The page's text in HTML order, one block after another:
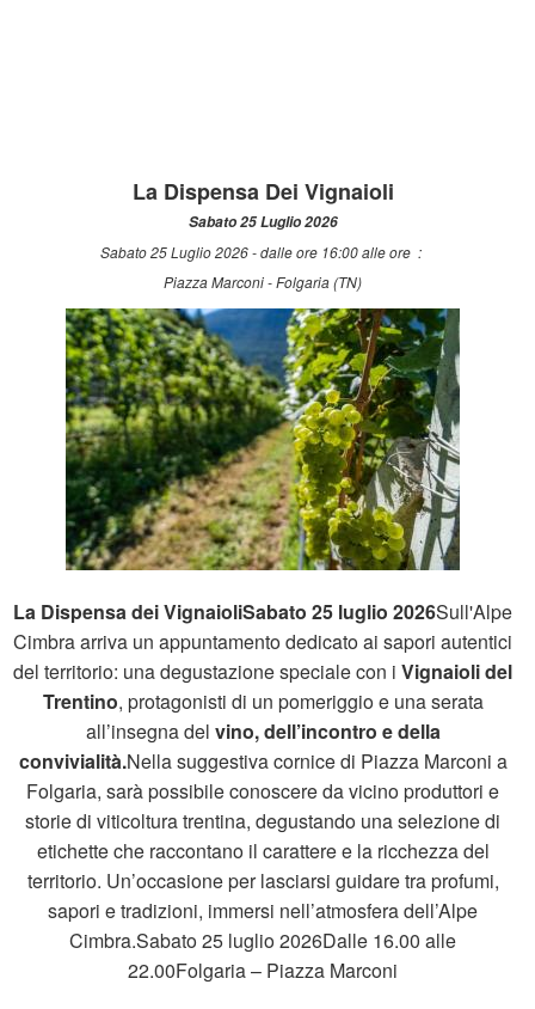
La Dispensa Dei Vignaioli
Sabato 25 Luglio 2026
Sabato 25 Luglio 2026 - dalle ore 16:00 alle ore :
Piazza Marconi - Folgaria (TN)
La Dispensa dei VignaioliSabato 25 luglio 2026Sull'Alpe
Cimbra arriva un appuntamento dedicato ai sapori autentici
del territorio: una degustazione speciale con iVignaioli del
Trentino, protagonisti di un pomeriggio e una serata
all’insegna del vino, dell’incontro e della
convivialità.Nella suggestiva cornice di Piazza Marconi a
Folgaria, sarà possibile conoscere da vicino produttori e
storie di viticoltura trentina, degustando una selezione di
etichette che raccontano il carattere e la ricchezza del
territorio. Un’occasione per lasciarsi guidare tra profumi,
sapori e tradizioni, immersi nell’atmosfera dell’Alpe
Cimbra.Sabato 25 luglio 2026Dalle 16.00 alle
22.00Folgaria – Piazza Marconi